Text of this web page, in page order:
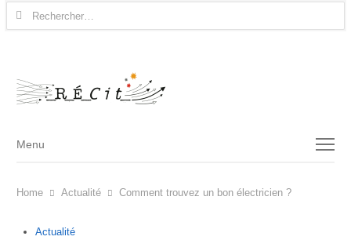
Rechercher :
Menu
Menu
Home Actualité Comment trouvez un bon électricien ?
Actualité